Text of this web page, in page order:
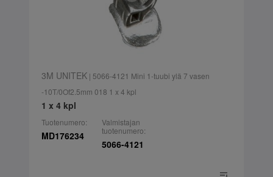
3M UNITEK| 5066-4121 Mini 1-tuubi ylä 7 vasen
-10T/0Of2.5mm 018 1 x 4 kpl
1 x 4 kpl
Tuotenumero:
MD176234
Valmistajan
tuotenumero:
5066-4121